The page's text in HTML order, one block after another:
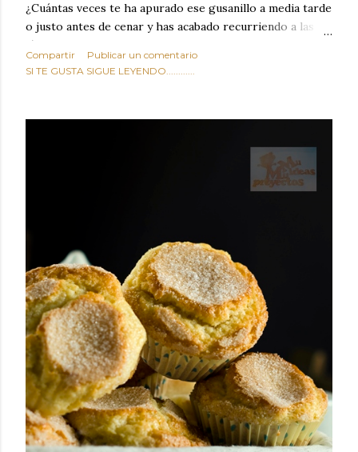
¿Cuántas veces te ha apurado ese gusanillo a media tarde
o justo antes de cenar y has acabado recurriendo a las
típicas patatas de bolsa, frutos secos fritos o snacks
ultraprocesados llenos de grasas saturadas y sodio?
sabroso, con ese toque tostado y crujiente que tanto nos
por completo tu forma de ver las legumbres. Olvídate de
asociar las alubias únicamente a los guisos tradicionales y
copiosos de invierno. Con esta receta simple pero
dorado, cargado de proteína y 100% natural. Es el
sustituto perfecto a los frutos se...
Compartir
Publicar un comentario
SI TE GUSTA SIGUE LEYENDO............